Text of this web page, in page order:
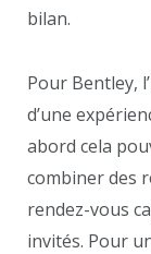
bilan.
Pour Bentley,
d’une
abord cela
combiner des
rendez-vous
invités. Pour